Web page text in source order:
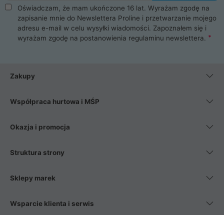
takie jak procesory, karty graficzne, płyty główne, pamięci,
dyski SSD, M.2 oraz HDD. Nasi pracownicy pomogą Ci wybrać
najlepszy zasilacz komputerowy oraz obudowę do komputera.
Poza komputerami mamy również najlepsze na rynku
Smartfony takich producentów jak Xiaomi, Apple, Samsung i
wentylatory. Na koniec mając już to wszystko, możesz
Oświadczam, że mam ukończone 16 lat. Wyrażam zgodę na
zapisanie mnie do Newslettera Proline i przetwarzanie mojego
adresu e-mail w celu wysyłki wiadomości. Zapoznałem się i
wyrażam zgodę na postanowienia regulaminu newslettera.
Zakupy
Współpraca hurtowa i MŚP
Okazja i promocja
Struktura strony
Sklepy marek
Wsparcie klienta i serwis